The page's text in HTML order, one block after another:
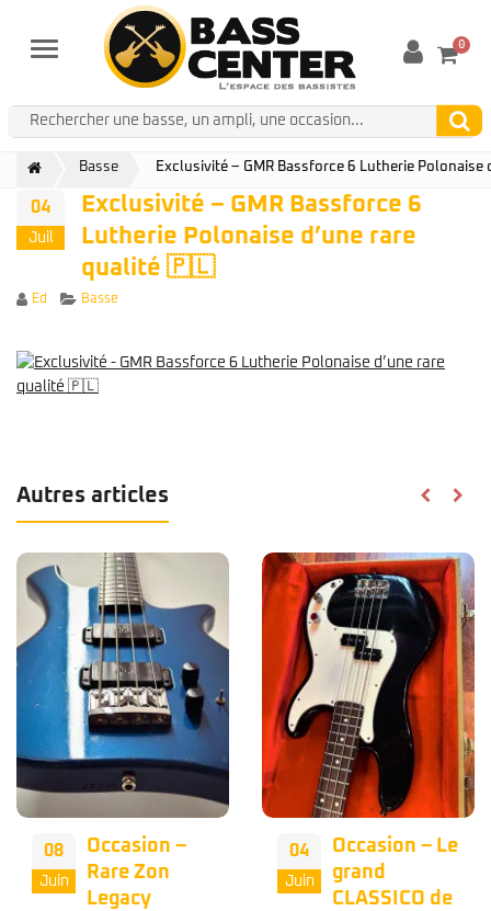
Menu 0
Basse Exclusivité – GMR Bassforce 6 Lutherie
04
Juil
Exclusivité – GMR Bassforce 6
Lutherie Polonaise d’une rare
qualité 🇵🇱
Author
Ed Categories
Basse
Autres articles
08
Juin
Occasion –
Rare Zon
Legacy
04
Juin
Occasion – Le
grand
CLASSICO de